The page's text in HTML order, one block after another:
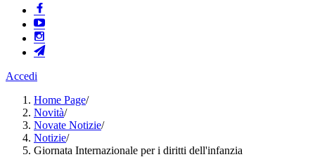
Accedi
Home Page/
Novità/
Novate Notizie/
Notizie/
Giornata Internazionale per i diritti dell'infanzia